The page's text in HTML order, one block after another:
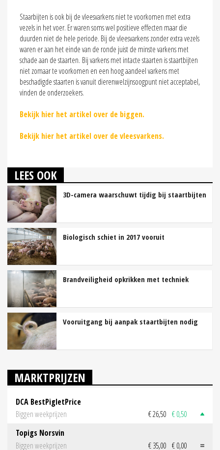
Staarbijten is ook bij de vleesvarkens niet te voorkomen met extra
vezels in het voer. Er waren soms wel positieve effecten maar die
duurden niet de hele periode. Bij de vleesvarkens zonder extra vezels
waren er aan het einde van de ronde juist de minste varkens met
schade aan de staarten. Bij varkens met intacte staarten is staartbijten
niet zomaar te voorkomen en een hoog aandeel varkens met
beschadigde staarten is vanuit dierenwelzijnsoogpunt niet acceptabel,
vinden de onderzoekers.
Bekijk hier het artikel over de biggen.
Bekijk hier het artikel over de vleesvarkens.
LEES OOK
3D-camera waarschuwt tijdig bij staartbijten
Biologisch schiet in 2017 vooruit
Brandveiligheid opkrikken met techniek
Vooruitgang bij aanpak staartbijten nodig
MARKTPRIJZEN
DCA BestPigletPrice
Biggen weekprijzen
€ 26,50 € 0,50
Topigs Norsvin
Biggen weekprijzen
€ 35,00 € 0,00